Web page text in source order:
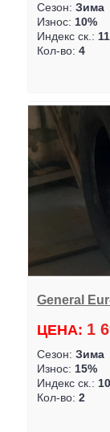
Сезон: Зима
Износ: 10%
Индекс ск.:
Кол-во: 4
General
ЦЕНА: 1
Сезон: Зима
Износ: 15%
Индекс ск.:
Кол-во: 2